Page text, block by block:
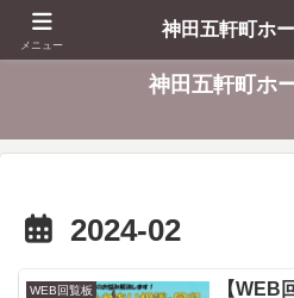
東京都千代
神田五軒町ホ
2024-02
WEB回覧板
【WEB
メニュー
神田五軒町ホ